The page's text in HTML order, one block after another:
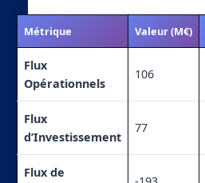
Métrique Valeur (M€)
Flux
Opérationnels
106
Flux
d’Investissement
77
Flux de